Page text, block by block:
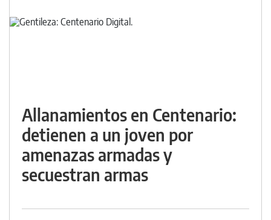
Allanamientos en Centenario:
detienen a un joven por
amenazas armadas y
secuestran armas